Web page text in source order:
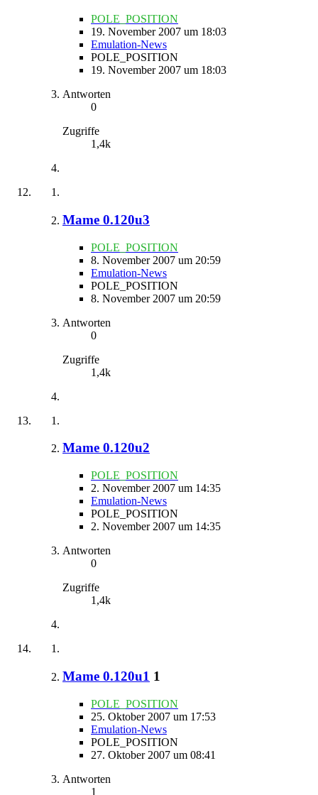
POLE_POSITION
19. November 2007 um 18:03
Emulation-News
POLE_POSITION
19. November 2007 um 18:03
Antworten
0
Zugriffe
1,4k
Mame 0.120u3
POLE_POSITION
8. November 2007 um 20:59
Emulation-News
POLE_POSITION
8. November 2007 um 20:59
Antworten
0
Zugriffe
1,4k
Mame 0.120u2
POLE_POSITION
2. November 2007 um 14:35
Emulation-News
POLE_POSITION
2. November 2007 um 14:35
Antworten
0
Zugriffe
1,4k
Mame 0.120u1 1
POLE_POSITION
25. Oktober 2007 um 17:53
Emulation-News
POLE_POSITION
27. Oktober 2007 um 08:41
Antworten
1